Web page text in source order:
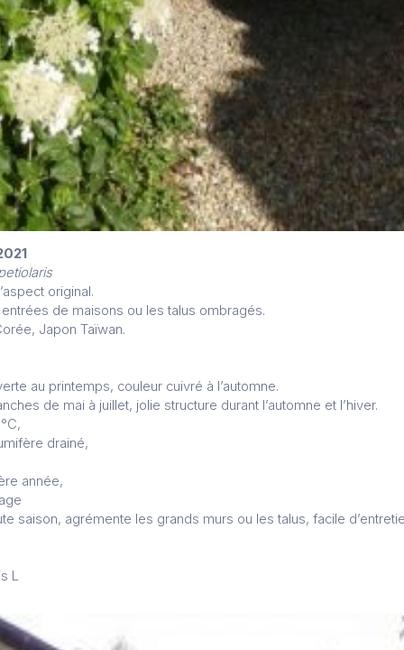
original.
de maisons ou les talus ombragés.
Japon Taïwan.
au printemps, couleur cuivré à l’automne.
de mai à juillet, jolie structure durant l’automne et l’hiver.
drainé,
année,
saison, agrémente les grands murs ou les talus, facile
L